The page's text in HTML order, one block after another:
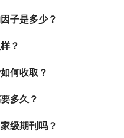
子是多少？
？
何收取？
多久？
级期刊吗？